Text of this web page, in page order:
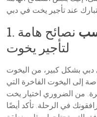
1. نصائح هامة
لتأجير يخوت
دبي بشكل كبير، من اليخوت
إلى اليخوت الفاخرة التي
من الضروري اختيار يخت
في الرحلة. تأكد أيضًا